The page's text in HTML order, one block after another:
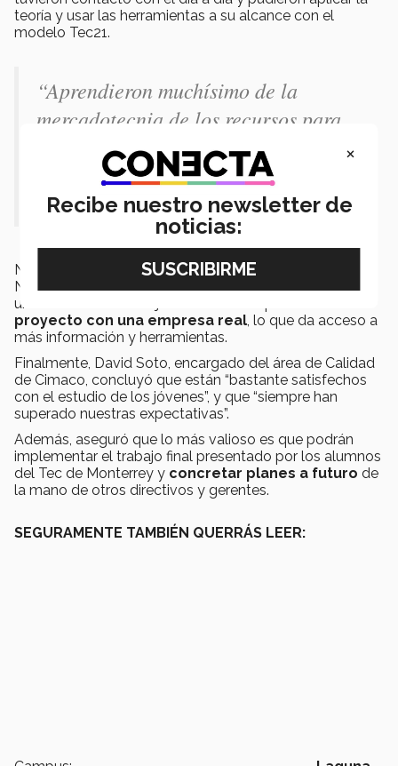
teoría y usar las herramientas a su alcance con el
modelo Tec21.
“Aprendieron muchísimo de la
mercadotecnia de los recursos para
que no se les vayan los detalles en un
proyecto y aprendieron muchísimo
también de diferentes tecnologías”.
Noé Ávila Holguín, alumno de séptimo semestre de
Negocios Internacionales, invitó a que nadie se pierda
una concentración bajo este modelo que involucra
proyecto con una empresa real , lo que da acceso a
más información y herramientas.
Finalmente, David Soto, encargado del área de Calidad
de Cimaco, concluyó que están “bastante satisfechos
con el estudio de los jóvenes”, y que “siempre han
superado nuestras expectativas”.
Además, aseguró que lo más valioso es que podrán
implementar el trabajo final presentado por los alumnos
del Tec de Monterrey y concretar planes a futuro de
la mano de otros directivos y gerentes.
SEGURAMENTE TAMBIÉN QUERRÁS LEER:
×
Recibe nuestro newsletter de
noticias: